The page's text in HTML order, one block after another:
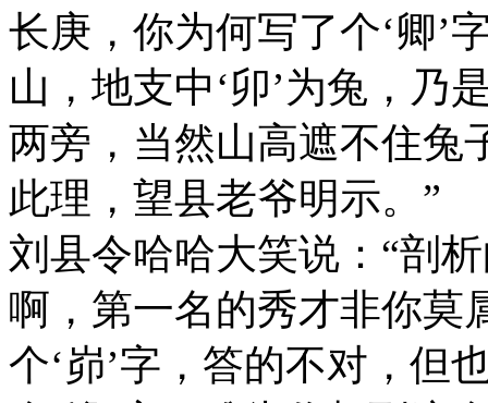
长庚，你为何写了个‘卿’
山，地支中‘卯’为兔，乃
两旁，当然山高遮不住兔
此理，望县老爷明示。”
刘县令哈哈大笑说：“剖
啊，第一名的秀才非你莫
个‘峁’字，答的不对，但